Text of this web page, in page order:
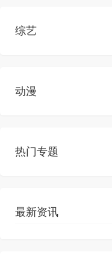
综艺
动漫
热门专题
最新资讯